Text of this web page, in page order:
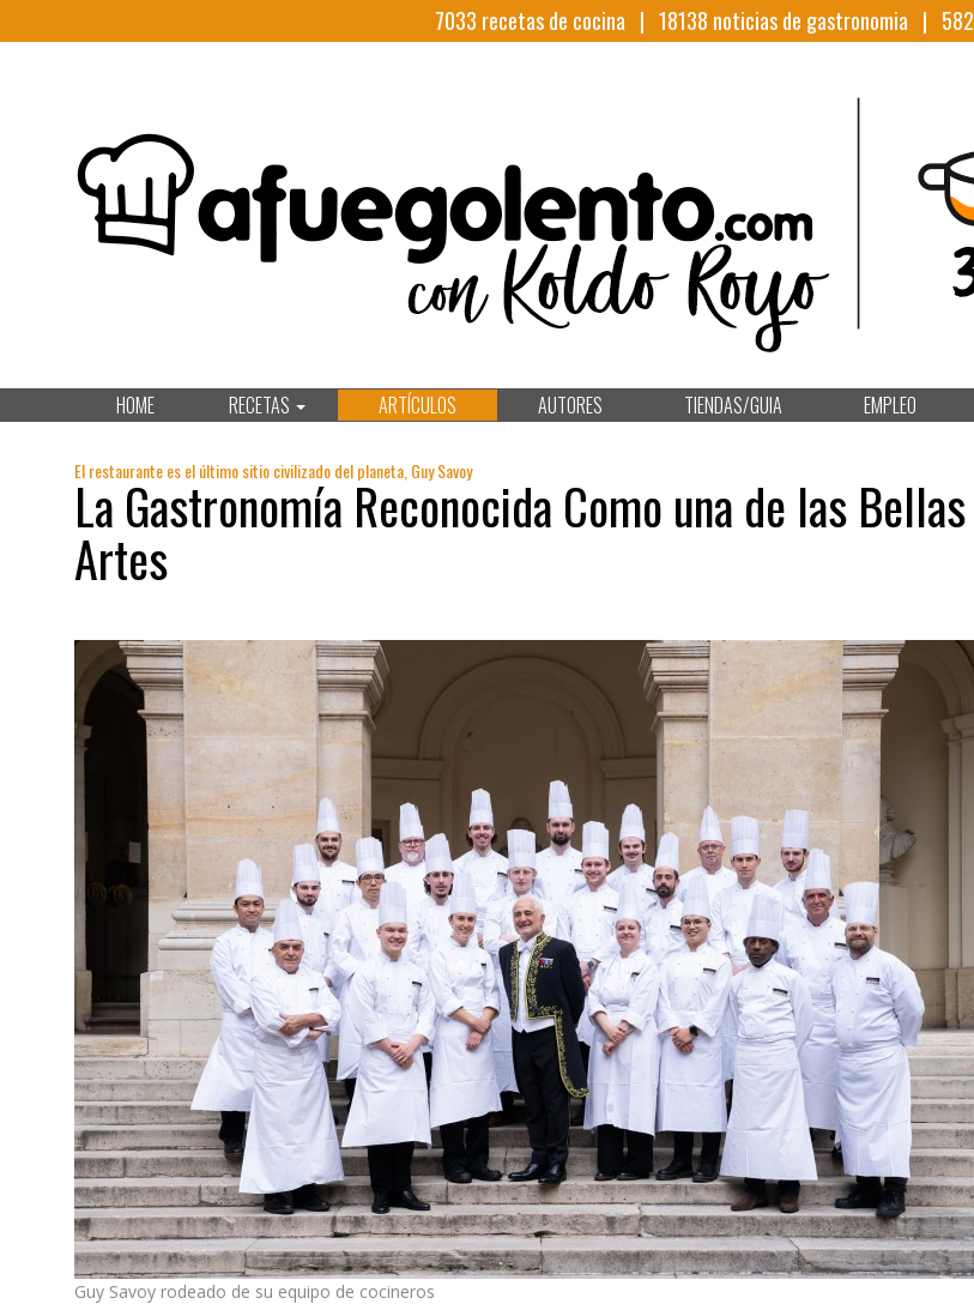
7033 recetas de cocina | 18138 noticias de gastronomia | 582
HOME RECETAS ARTÍCULOS AUTORES TIENDAS/GUIA EMPLEO
El restaurante es el último sitio civilizado del planeta, Guy Savoy
La Gastronomía Reconocida Como una de las Bellas
Artes
Guy Savoy rodeado de su equipo de cocineros